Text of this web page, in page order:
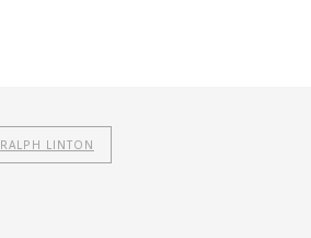
RALPH LINTON